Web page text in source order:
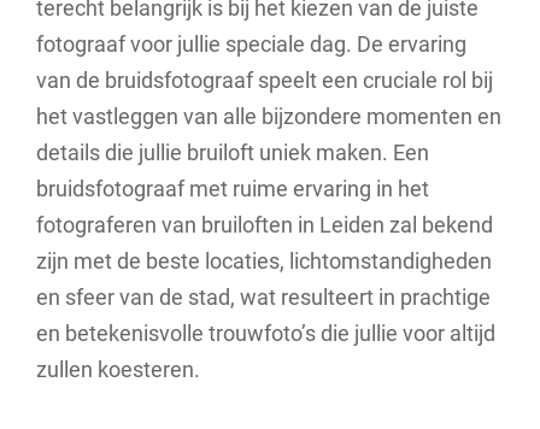
terecht belangrijk is bij het kiezen van de juiste
fotograaf voor jullie speciale dag. De ervaring
van de bruidsfotograaf speelt een cruciale rol bij
het vastleggen van alle bijzondere momenten en
details die jullie bruiloft uniek maken. Een
bruidsfotograaf met ruime ervaring in het
fotograferen van bruiloften in Leiden zal bekend
zijn met de beste locaties, lichtomstandigheden
en sfeer van de stad, wat resulteert in prachtige
en betekenisvolle trouwfoto’s die jullie voor altijd
zullen koesteren.